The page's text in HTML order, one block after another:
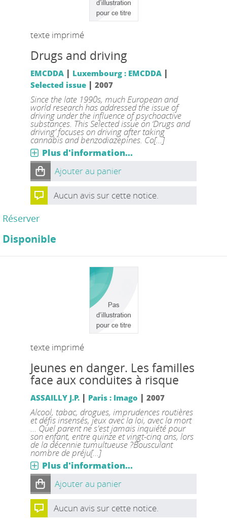
texte imprimé
Drugs and driving
EMCDDA | Luxembourg : EMCDDA|
Selected issue| 2007
Since the late 1990s, much European and
world research has addressed the issue of
driving under the influence of psychoactive
substances. This Selected issue on ‘Drugs and
driving’ focuses on driving after taking
cannabis and benzodiazepines. Co[...]
Plus d'information...
Ajouter au panier
Aucun avis sur cette notice.
Réserver
Disponible
texte imprimé
Jeunes en danger. Les familles
face aux conduites à risque
ASSAILLY J.P. | Paris : Imago | 2007
Alcool, tabac, drogues, imprudences routières
et défis insensés, jeux avec la loi, avec la mort
... Quel parent ne s'est jamais inquiété pour
son enfant, entre quinze et vingt-cinq ans, lors
de la décennie tumultueuse ?Bousculant
nombre de préju[...]
Plus d'information...
Ajouter au panier
Aucun avis sur cette notice.